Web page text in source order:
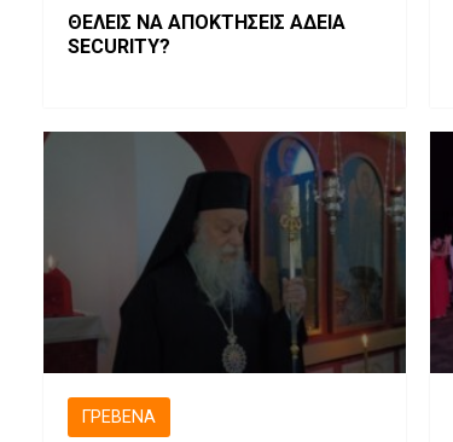
ΘΕΛΕΙΣ ΝΑ ΑΠΟΚΤΗΣΕΙΣ ΑΔΕΙΑ
SECURITY?
ΓΡΕΒΕΝΆ